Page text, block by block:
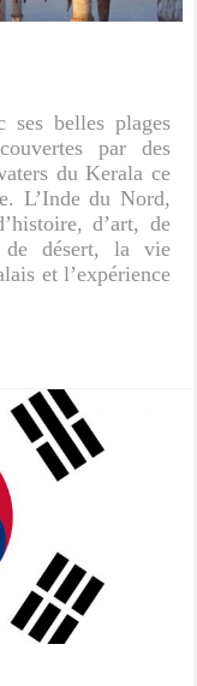
ses belles plages
par des
du Kerala ce
L’Inde du Nord,
d’art, de
de désert, la vie
et l’expérience